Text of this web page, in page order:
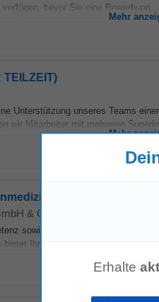
bevor Sie eine Bewerbung...
Mehr
TEILZEIT)
Unterstützung unseres Teams
wir Mitarbeiter mit mehreren
Mehr
(w/m/d) | Voll- oder
& Co KG
sowie modernste
Ihnen das Herz-Kreislauf-
Erhalte